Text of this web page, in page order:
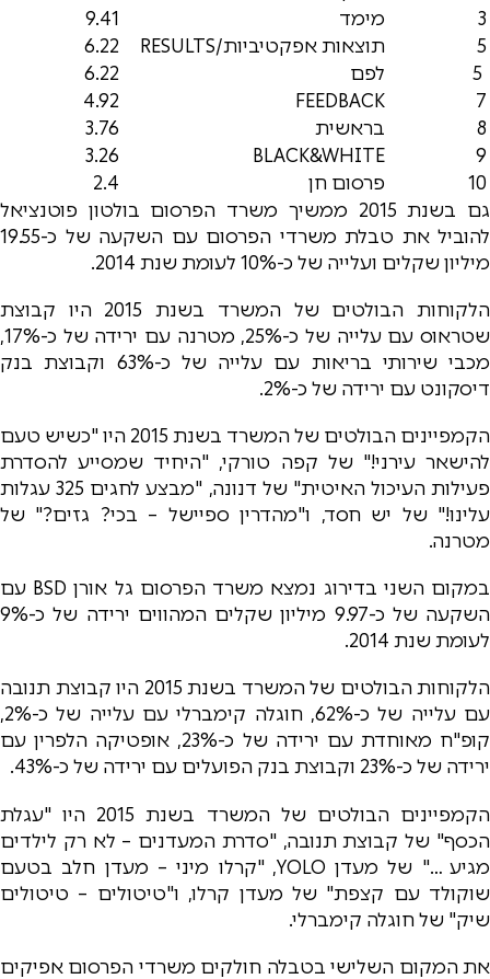
3
מימד
9.41
5
תוצאות אפקטיביות/RESULTS
6.22
לפם
6.22
7
FEEDBACK
4.92
8
בראשית
3.76
9
BLACK&WHITE
3.26
10
פרסום חן
2.4
גם בשנת 2015 ממשיך משרד הפרסום בולטון פוטנציאל
להוביל את טבלת משרדי הפרסום עם השקעה של כ-19.55
מיליון שקלים ועלייה של כ-10% לעומת שנת 2014.
הלקוחות הבולטים של המשרד בשנת 2015 היו קבוצת
שטראוס עם עלייה של כ-25%, מטרנה עם ירידה של כ-17%,
מכבי שירותי בריאות עם עלייה של כ-63% וקבוצת בנק
דיסקונט עם ירידה של כ-2%.
הקמפיינים הבולטים של המשרד בשנת 2015 היו "כשיש טעם
להישאר עירני!" של קפה טורקי, "היחיד שמסייע להסדרת
פעילות העיכול האיטית" של דנונה, "מבצע לחגים 325 עגלות
עלינו!" של יש חסד, ו"מהדרין ספיישל – בכי? גזים?" של
מטרנה.
במקום השני בדירוג נמצא משרד הפרסום גל אורן BSD עם
השקעה של כ-9.97 מיליון שקלים המהווים ירידה של כ-9%
לעומת שנת 2014.
הלקוחות הבולטים של המשרד בשנת 2015 היו קבוצת תנובה
עם עלייה של כ-62%, חוגלה קימברלי עם עלייה של כ-2%,
קופ"ח מאוחדת עם ירידה של כ-23%, אופטיקה הלפרין עם
ירידה של כ-23% וקבוצת בנק הפועלים עם ירידה של כ-43%.
הקמפיינים הבולטים של המשרד בשנת 2015 היו "עגלת
הכסף" של קבוצת תנובה, "סדרת המעדנים – לא רק לילדים
מגיע …" של מעדן YOLO, "קרלו מיני – מעדן חלב בטעם
שוקולד עם קצפת" של מעדן קרלו, ו"טיטולים – טיטולים
שיק" של חוגלה קימברלי.
את המקום השלישי בטבלה חולקים משרדי הפרסום אפיקים